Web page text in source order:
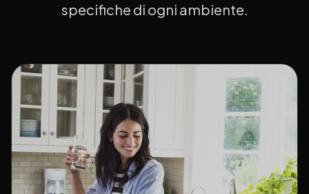
specifiche di ogni ambiente.